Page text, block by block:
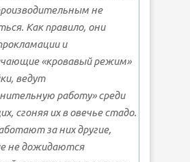
не
Как правило, они
и
«кровавый режим»
ведут
работу» среди
сгоняя их в овечье стадо.
за них другие,
не дожидаются